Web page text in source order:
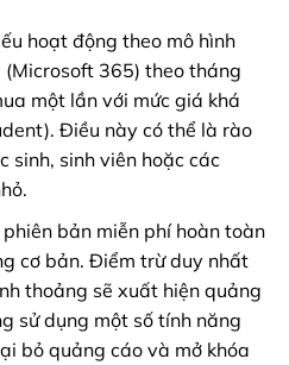
hoạt động theo mô hình
365) theo tháng
một lần với mức giá khá
Điều này có thể là rào
sinh, sinh viên hoặc các
bản miễn phí hoàn toàn
cơ bản. Điểm trừ duy nhất
thoảng sẽ xuất hiện quảng
sử dụng một số tính năng
bỏ quảng cáo và mở khóa